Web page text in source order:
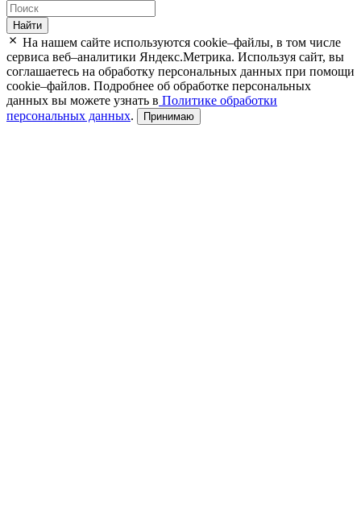
Найти
На нашем сайте используются cookie–файлы, в том числе
сервиса веб–аналитики Яндекс.Метрика. Используя сайт, вы
соглашаетесь на обработку персональных данных при помощи
cookie–файлов. Подробнее об обработке персональных
данных вы можете узнать в Политике обработки
персональных данных. Принимаю